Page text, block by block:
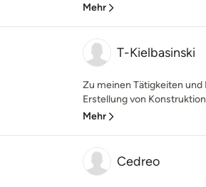
Mehr
T-Kielbasinski
Zu meinen Tätigkeiten
Erstellung von
Mehr
Cedreo